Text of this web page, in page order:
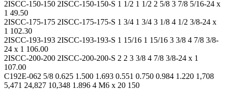
2ISCC-150-150 2ISCC-150-150-S 1 1/2 1 1/2 2 5/8 3 7/8 5/16-24 x
1 49.50
2ISCC-175-175 2ISCC-175-175-S 1 3/4 1 3/4 3 1/8 4 1/2 3/8-24 x
1 102.30
2ISCC-193-193 2ISCC-193-193-S 1 15/16 1 15/16 3 3/8 4 7/8 3/8-
24 x 1 106.00
2ISCC-200-200 2ISCC-200-200-S 2 2 3 3/8 4 7/8 3/8-24 x 1
107.00
C192E-062 5/8 0.625 1.500 1.693 0.551 0.750 0.984 1.220 1,708
5,471 24,827 10,348 1.896 4 M6 x 20 150